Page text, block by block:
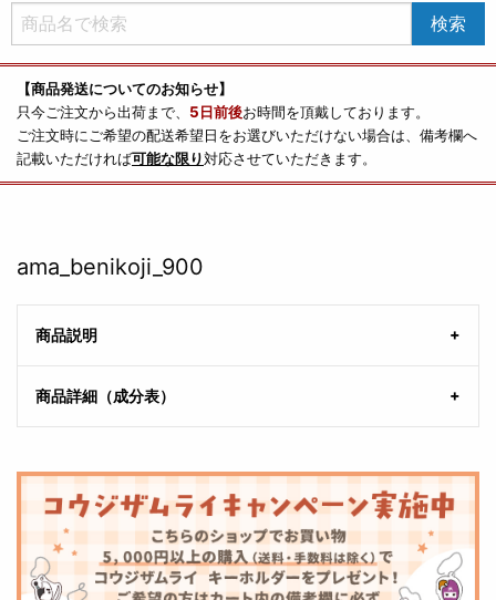
【商品発送についてのお知らせ】
只今ご注文から出荷まで、 5日前後お時間を頂戴しております。
ご注文時にご希望の配送希望日をお選びいただけない場合は、備考欄へ
記載いただければ可能な限り対応させていただきます。
ama_benikoji_900
商品説明
商品詳細（成分表）